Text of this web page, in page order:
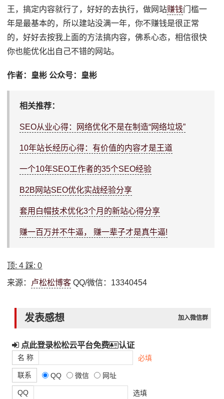
王，搞定内容就行了，好好的去执行，做网站赚钱门槛一
年是最基本的，所以建站没满一年，你不赚钱是很正常
的，好好去按我上面的方法搞内容，佛系心态，相信很快
你也能优化出自己不错的网站。
作者：皇彬 公众号：皇彬
相关推荐：
SEO从业心得：网络优化不是在制造“网络垃圾”
10年站长经历心得：有价值的内容才是王道
一个10年SEO工作者的35个SEO经验
B2B网站SEO优化实战经验分享
套用白帽技术优化3个月的新站心得分享
赚一百万并不牛逼， 赚一辈子才是真牛逼!
顶:4 踩:0
来源： 卢松松博客 QQ/微信：13340454
发表感想 加入微信群
点此登录松松云平台免费 认证
名 称 必填
联系 QQ 微信 网址
QQ 选填